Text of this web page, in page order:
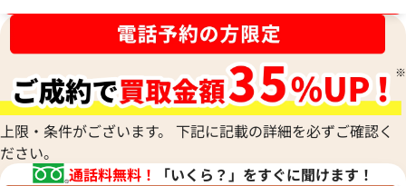
上限・条件がございます。 下記に記載の詳細を必ずご確認く
ださい。
通話料無料！
「いくら？」をすぐに聞けます！